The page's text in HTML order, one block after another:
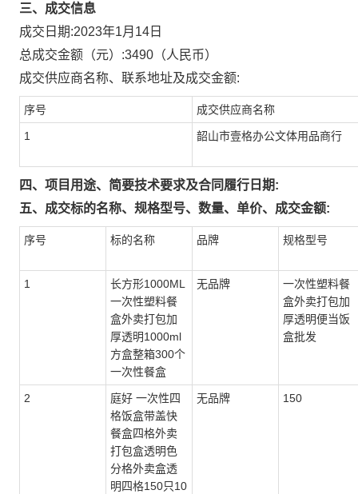
三、成交信息
成交日期:2023年1月14日
总成交金额（元）:3490 （人民币）
成交供应商名称、联系地址及成交金额:
序号 成交供应商名称
1 韶山市壹格办公文体用品商行
四、项目用途、简要技术要求及合同履行日期:
五、成交标的名称、规格型号、数量、单价、成交金额:
序号 标的名称 品牌 规格型号
1
长方形1000ML
一次性塑料餐
盒外卖打包加
厚透明1000ml
方盒整箱300个
一次性餐盒
无品牌
一次性塑料餐
盒外卖打包加
厚透明便当饭
盒批发
2
庭好 一次性四
格饭盒带盖快
餐盒四格外卖
打包盒透明色
分格外卖盒透
明四格150只10
无品牌 150